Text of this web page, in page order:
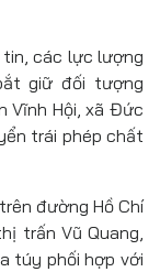
tin, các lực lượng
giữ đối tượng
Vĩnh Hội, xã Đức
trái phép chất
đường Hồ Chí
trấn Vũ Quang,
túy phối hợp với